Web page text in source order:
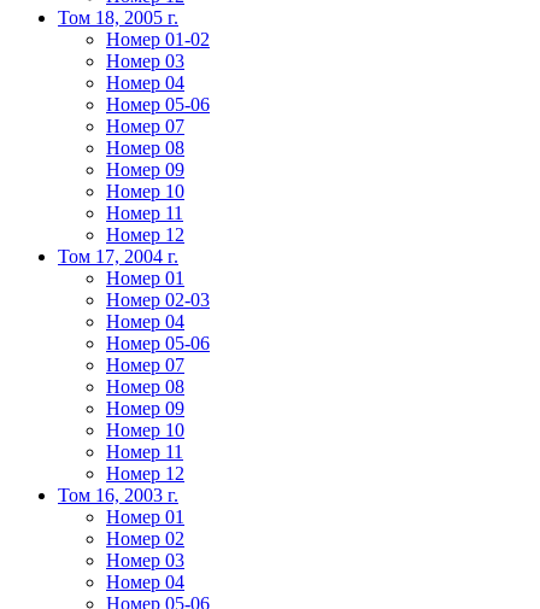
Том 18, 2005 г.
Номер 01-02
Номер 03
Номер 04
Номер 05-06
Номер 07
Номер 08
Номер 09
Номер 10
Номер 11
Номер 12
Том 17, 2004 г.
Номер 01
Номер 02-03
Номер 04
Номер 05-06
Номер 07
Номер 08
Номер 09
Номер 10
Номер 11
Номер 12
Том 16, 2003 г.
Номер 01
Номер 02
Номер 03
Номер 04
Номер 05-06